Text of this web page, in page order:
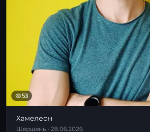
53
Хамелеон
Шершень · 28.06.2026